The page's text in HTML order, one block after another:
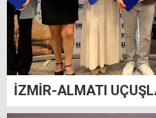
İZMİR-ALMATI